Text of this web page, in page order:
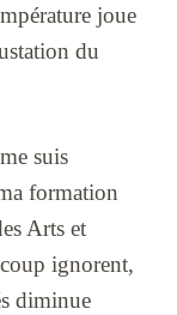
joue
du
suis
formation
Arts et
ignorent,
diminue